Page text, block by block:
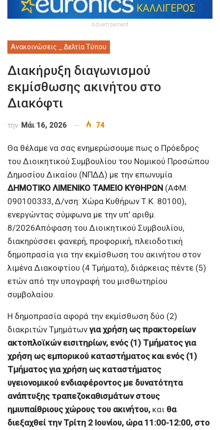
Advertisement
Ανακοινώσεις _ Δελτία Τύπου
Διακήρυξη διαγωνισμού
εκμίσθωσης ακινήτου στο
Διακόφτι
την Μάι 16, 2026 74
Θα θέλαμε να σας ενημερώσουμε πως ο Πρόεδρος
του Διοικητικού Συμβουλίου του Νομικού Προσώπου
Δημοσίου Δικαίου (ΝΠΔΔ) με την επωνυμία
ΔΗΜΟΤΙΚΟ ΛΙΜΕΝΙΚΟ ΤΑΜΕΙΟ ΚΥΘΗΡΩΝ (ΑΦΜ:
090100333, Δ/νση: Χώρα Κυθήρων Τ.Κ. 80100),
ενεργώντας σύμφωνα με την υπ’ αριθμ.
8/2026Απόφαση του Διοικητικού Συμβουλίου,
διακηρύσσει φανερή, προφορική, πλειοδοτική
δημοπρασία για την εκμίσθωση του ακινήτου στον
λιμένα Διακοφτίου (4 Τμήματα), διάρκειας πέντε (5)
ετών από την υπογραφή του μισθωτηρίου
συμβολαίου.
Η δημοπρασία αφορά την εκμίσθωση δύο (2)
διακριτών Τμημάτων για χρήση ως πρακτορείων
ακτοπλοϊκών εισιτηρίων, ενός (1) Τμήματος για
χρήση ως εμπορικού καταστήματος και ενός (1)
Τμήματος για χρήση ως καταστήματος
υγειονομικού ενδιαφέροντος με δυνατότητα
ανάπτυξης τραπεζοκαθισμάτων στους
ημιυπαίθριους χώρους του ακινήτου, και θα
διεξαχθεί την Τρίτη 2 Ιουνίου, ώρα 11:00-12:00, στο